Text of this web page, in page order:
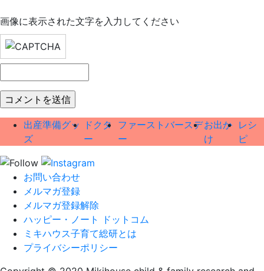
画像に表示された文字を入力してください
出産準備グッ
ズ
ドクタ
ー
ファーストバースデ
ー
お出か
け
レシ
ピ
お問い合わせ
メルマガ登録
メルマガ登録解除
ハッピー・ノート ドットコム
ミキハウス子育て総研とは
プライバシーポリシー